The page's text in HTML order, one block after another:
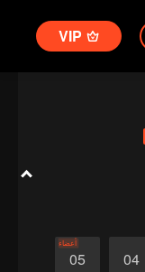
VIP
04
05
أعضاء